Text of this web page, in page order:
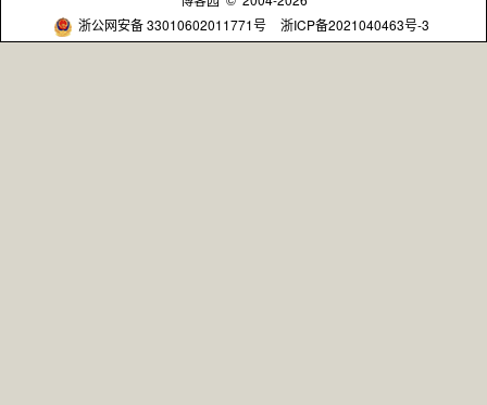
浙公网安备 33010602011771号
浙ICP备2021040463号-3